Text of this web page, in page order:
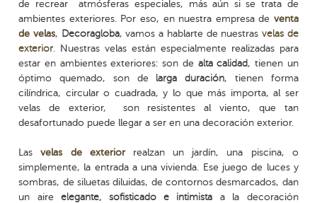
de recrear atmósferas especiales, más aún si se trata de
ambientes exteriores. Por eso, en nuestra empresa de venta
de velas, Decoragloba, vamos a hablarte de nuestrasvelas de
exterior . Nuestras velas están especialmente realizadas para
estar en ambientes exteriores: son de alta calidad, tienen un
óptimo quemado, son de larga duración, tienen forma
cilíndrica, circular o cuadrada, y lo que más importa, al ser
velas de exterior, son resistentes al viento, que tan
desafortunado puede llegar a ser en una decoración exterior.
Lasvelas de exteriorrealzan un jardín, una piscina, o
simplemente, la entrada a una vivienda. Ese juego de luces y
sombras, de siluetas diluidas, de contornos desmarcados, dan
un aireelegante, sofisticado e intimista a la decoración